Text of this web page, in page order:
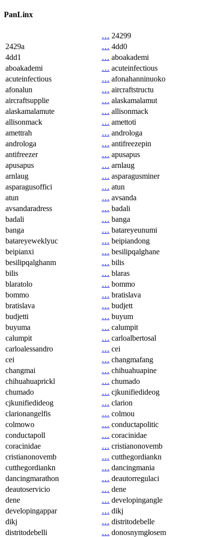
PanLinx
… 24299
2429a
… 4dd0
4dd1
… aboakademi
aboakademi
… acuteinfectious
acuteinfectious
… afonahanninuoko
afonalun
… aircraftstructu
aircraftsupplie
… alaskamalamut
alaskamalamute
… allisonmack
allisonmack
… amettoti
amettrah
… androloga
androloga
… antifreezepin
antifreezer
… apusapus
apusapus
… arnlaug
arnlaug
… asparagusminer
asparagusoffici
… atun
atun
… avsanda
avsandaradress
… badali
badali
… banga
banga
… batareyeunumi
batareyeweklyuc
… beipiandong
beipianxi
… besilipqalghane
besilipqalghanm
… bilis
bilis
… blaras
blaratolo
… bommo
bommo
… bratislava
bratislava
… budjett
budjetti
… buyum
buyuma
… calumpit
calumpit
… carloalbertosal
carloalessandro
… cei
cei
… changmafang
changmai
… chihuahuapine
chihuahuaprickl
… chumado
chumado
… cjkunifiedideog
cjkunifiedideog
… clarion
clarionangelfis
… colmou
colmowo
… conductapolitic
conductapoll
… coracinidae
coracinidae
… cristianonovemb
cristianonovemb
… cutthegordiankn
cutthegordiankn
… dancingmania
dancingmarathon
… deautorregulaci
deautoservicio
… dene
dene
… developingangle
developingappar
… dikj
dikj
… distritodebelle
distritodebelli
… donosnymgłosem